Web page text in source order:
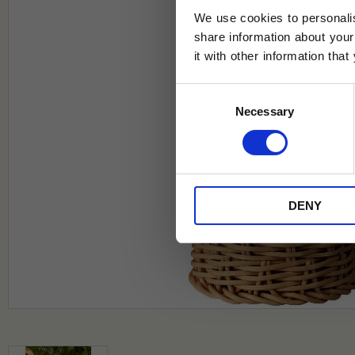
We use cookies to
share information about
it with other information that
Necessary
DENY
Jag samtycker till Tehuset Javas
* Rabatten gäller endast online på
på ordinarie priser och kan ej